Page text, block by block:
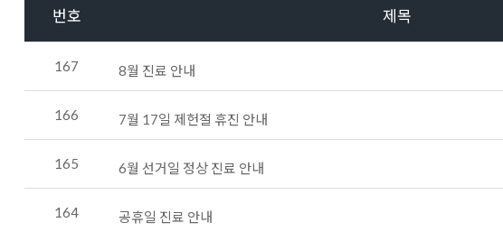
번호 제목
167 8월 진료 안내
166 7월 17일 제헌절 휴진 안내
165 6월 선거일 정상 진료 안내
164 공휴일 진료 안내